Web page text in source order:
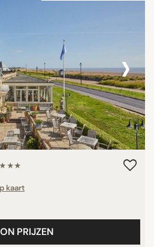
›
★★★
kaart
PRIJZEN